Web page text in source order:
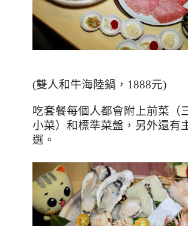
(雙人和牛海陸鍋， 1888元)
吃套餐每個人都會附上前菜（
小菜）和標準菜盤，另外還有
選。